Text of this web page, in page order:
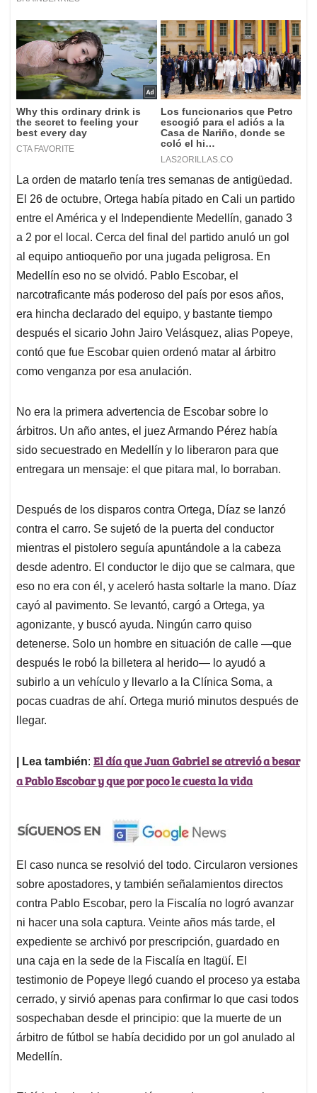
La orden de matarlo tenía tres semanas de antigüedad.
El 26 de octubre, Ortega había pitado en Cali un partido
entre el América y el Independiente Medellín, ganado 3
a 2 por el local. Cerca del final del partido anuló un gol
al equipo antioqueño por una jugada peligrosa. En
Medellín eso no se olvidó. Pablo Escobar, el
narcotraficante más poderoso del país por esos años,
era hincha declarado del equipo, y bastante tiempo
después el sicario John Jairo Velásquez, alias Popeye,
contó que fue Escobar quien ordenó matar al árbitro
como venganza por esa anulación.
No era la primera advertencia de Escobar sobre lo
árbitros. Un año antes, el juez Armando Pérez había
sido secuestrado en Medellín y lo liberaron para que
entregara un mensaje: el que pitara mal, lo borraban.
Después de los disparos contra Ortega, Díaz se lanzó
contra el carro. Se sujetó de la puerta del conductor
mientras el pistolero seguía apuntándole a la cabeza
desde adentro. El conductor le dijo que se calmara, que
eso no era con él, y aceleró hasta soltarle la mano. Díaz
cayó al pavimento. Se levantó, cargó a Ortega, ya
agonizante, y buscó ayuda. Ningún carro quiso
detenerse. Solo un hombre en situación de calle —que
después le robó la billetera al herido— lo ayudó a
subirlo a un vehículo y llevarlo a la Clínica Soma, a
pocas cuadras de ahí. Ortega murió minutos después de
llegar.
| Lea también: El día que Juan Gabriel se atrevió a besar
a Pablo Escobar y que por poco le cuesta la vida
El caso nunca se resolvió del todo. Circularon versiones
sobre apostadores, y también señalamientos directos
contra Pablo Escobar, pero la Fiscalía no logró avanzar
ni hacer una sola captura. Veinte años más tarde, el
expediente se archivó por prescripción, guardado en
una caja en la sede de la Fiscalía en Itagüí. El
testimonio de Popeye llegó cuando el proceso ya estaba
cerrado, y sirvió apenas para confirmar lo que casi todos
sospechaban desde el principio: que la muerte de un
árbitro de fútbol se había decidido por un gol anulado al
Medellín.